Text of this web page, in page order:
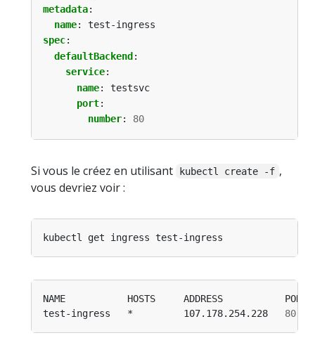
metadata:
name:
test-ingress
spec:
defaultBackend :
service:
name:
testsvc
port:
number: 80
Si vous le créez en utilisant kubectl create -f ,
vous devriez voir :
test-ingress   *         107.178.254.228 80